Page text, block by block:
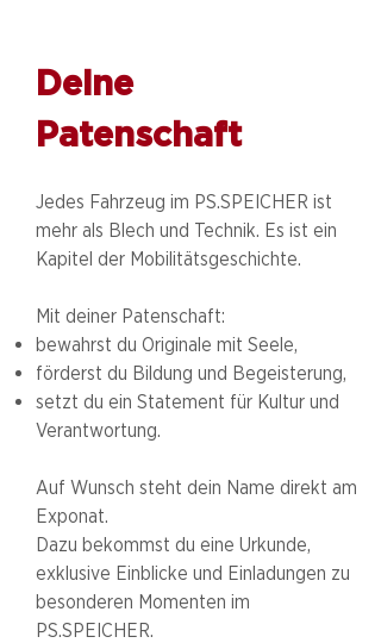
Deine
Patenschaft
Jedes Fahrzeug im PS.SPEICHER ist
mehr als Blech und Technik. Es ist ein
Kapitel der Mobilitätsgeschichte.
Mit deiner Patenschaft:
bewahrst du Originale mit Seele,
förderst du Bildung und Begeisterung,
setzt du ein Statement für Kultur und
Verantwortung.
Auf Wunsch steht dein Name direkt am
Exponat.
Dazu bekommst du eine Urkunde,
exklusive Einblicke und Einladungen zu
besonderen Momenten im
PS.SPEICHER.